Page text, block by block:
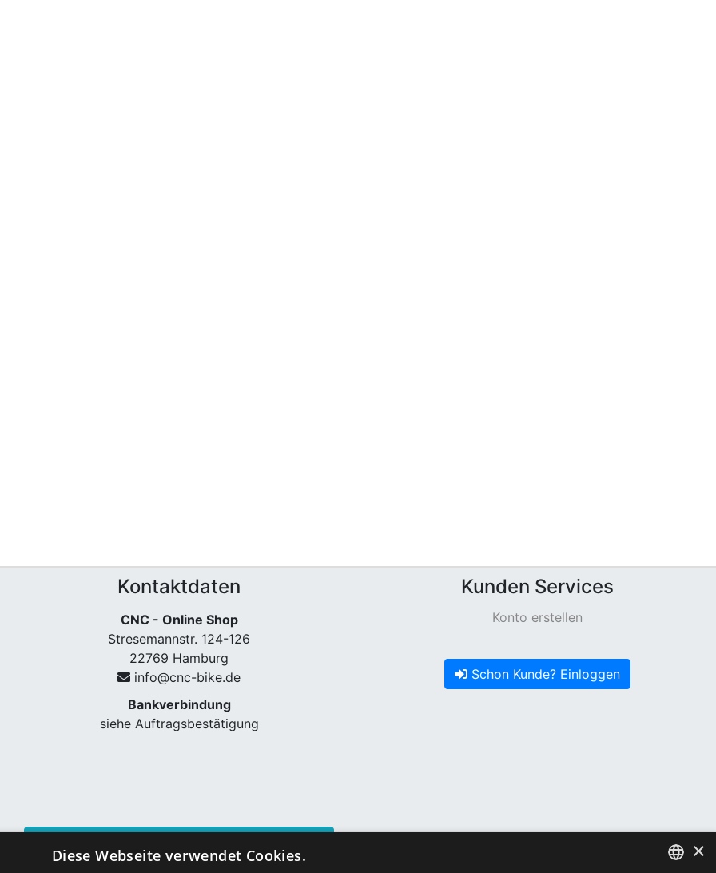
Kontaktdaten
CNC - Online Shop
Stresemannstr. 124-126
22769 Hamburg
info@cnc-bike.de
Bankverbindung
siehe Auftragsbestätigung
Kunden Services
Konto erstellen
Schon Kunde? Einloggen
×
Diese Webseite verwendet Cookies.